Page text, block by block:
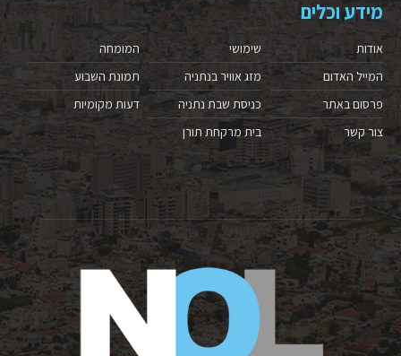
מידע וכלים
אודות
המייל האדום
פרסום באתר
צור קשר
שימושי
מזג אוויר בנתניה
כניסת שבת נתניה
בית מרקחת תורן
המומחה
תמונת השבוע
דעות מקומיות